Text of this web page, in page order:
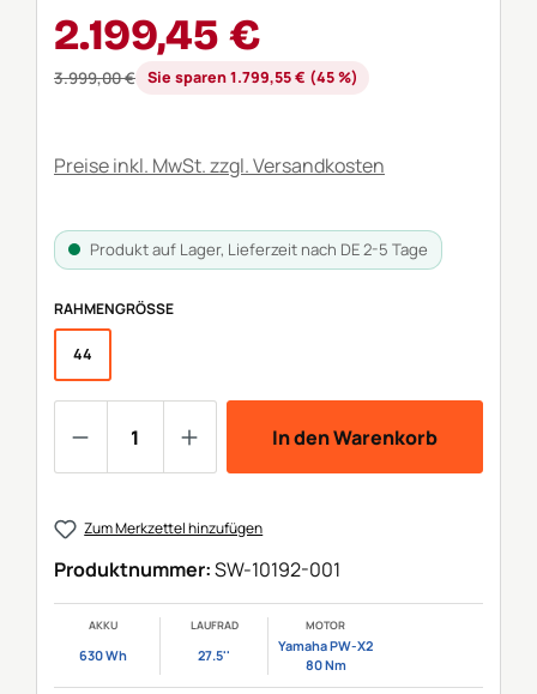
Verkaufspreis:
2.199,45 €
Regulärer Preis:
3.999,00 € Sie sparen 1.799,55 € (45 %)
Preise inkl. MwSt. zzgl. Versandkosten
Produkt auf Lager, Lieferzeit nach DE 2-5 Tage
RAHMENGRÖSSE AUSWÄHLEN
44
In den Warenkorb
Zum Merkzettel hinzufügen
Produktnummer:SW-10192-001
AKKU
630 Wh
LAUFRAD
27.5''
MOTOR
Yamaha PW-X2
80 Nm